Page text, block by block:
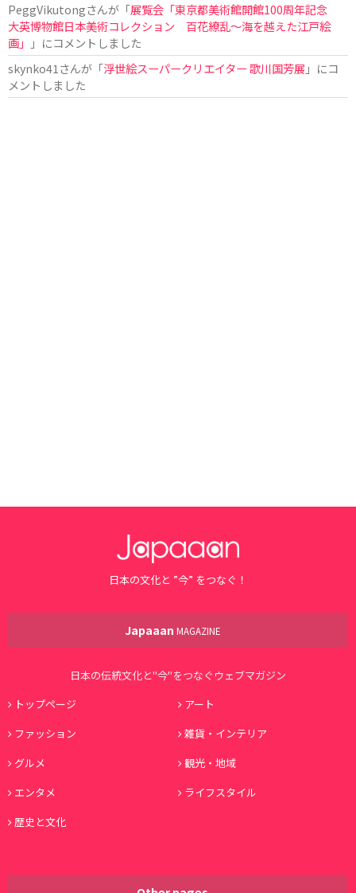
PeggVikutongさんが「展覧会「東京都美術館開館100周年記念
大英博物館日本美術コレクション 百花繚乱〜海を越えた江戸絵
画」
」にコメントしました
skynko41さんが「浮世絵スーパークリエイター 歌川国芳展 」にコ
メントしました
日本の文化と ”今” をつなぐ！
Japaaan MAGAZINE
日本の伝統文化と"今"をつなぐウェブマガジン
トップページ
アート
ファッション
雑貨・インテリア
グルメ
観光・地域
エンタメ
ライフスタイル
歴史と文化